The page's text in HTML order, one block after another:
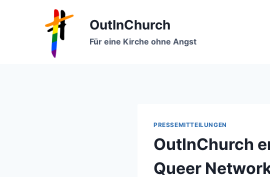
OutInChurch
Für eine Kirche ohne Angst
PRESSEMITTEILUNGEN
OutInChurch
Queer